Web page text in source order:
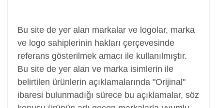
Bu site de yer alan markalar ve logolar, marka
ve logo sahiplerinin hakları çerçevesinde
referans gösterilmek amacı ile kullanılmıştır.
Bu site de yer alan ve marka isimlerin ile
belirtilen ürünlerin açıklamalarında "Orijinal"
ibaresi bulunmadığı sürece bu açıklamalar, söz